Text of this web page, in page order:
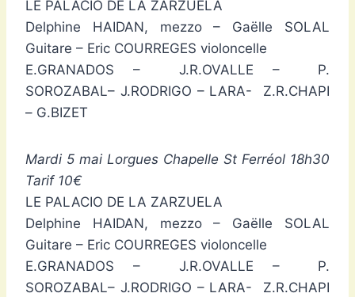
LE PALACIO DE LA ZARZUELA
Delphine HAIDAN, mezzo – Gaëlle SOLAL
Guitare – Eric COURREGES violoncelle
E.GRANADOS – J.R.OVALLE – P.
SOROZABAL– J.RODRIGO – LARA- Z.R.CHAPI
– G.BIZET
Mardi 5 mai Lorgues Chapelle St Ferréol 18h30
Tarif 10€
LE PALACIO DE LA ZARZUELA
Delphine HAIDAN, mezzo – Gaëlle SOLAL
Guitare – Eric COURREGES violoncelle
E.GRANADOS – J.R.OVALLE – P.
SOROZABAL– J.RODRIGO – LARA- Z.R.CHAPI